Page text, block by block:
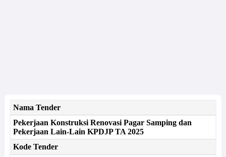
Nama Tender
Pekerjaan Konstruksi Renovasi Pagar Samping dan
Pekerjaan Lain-Lain KPDJP TA 2025
Kode Tender